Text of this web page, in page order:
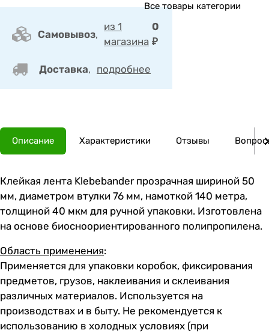
Самовывоз,
из 1
магазина
0
₽
Доставка, подробнее
Все товары категории
Описание Характеристики Отзывы
Клейкая лента Klebebander прозрачная шириной 50
мм, диаметром втулки 76 мм, намоткой 140 метра,
толщиной 40 мкм для ручной упаковки. Изготовлена
на основе биосноориентированного полипропилена.
Область применения:
Применяется для упаковки коробок, фиксирования
предметов, грузов, наклеивания и склеивания
различных материалов. Используется на
производствах и в быту. Не рекомендуется к
использованию в холодных условиях (при